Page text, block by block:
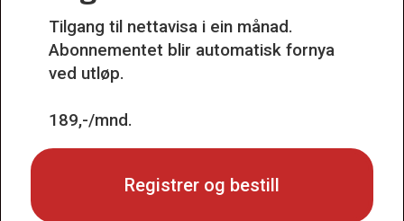
Tilgang til nettavisa i ein månad.
Abonnementet blir automatisk fornya
ved utløp.
189,-/mnd.
Registrer og bestill